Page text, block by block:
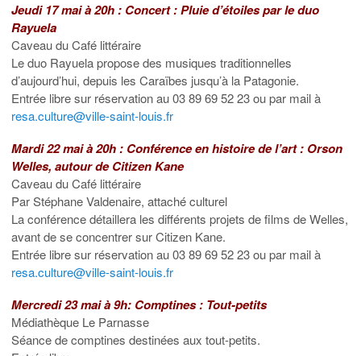
Jeudi 17 mai à 20h : Concert : Pluie d’étoiles par le duo
Rayuela
Caveau du Café littéraire
Le duo Rayuela propose des musiques traditionnelles
d’aujourd’hui, depuis les Caraïbes jusqu’à la Patagonie.
Entrée libre sur réservation au 03 89 69 52 23 ou par mail à
resa.culture@ville-saint-louis.fr
Mardi 22 mai à 20h : Conférence en histoire de l’art : Orson
Welles, autour de Citizen Kane
Caveau du Café littéraire
Par Stéphane Valdenaire, attaché culturel
La conférence détaillera les différents projets de films de Welles,
avant de se concentrer sur Citizen Kane.
Entrée libre sur réservation au 03 89 69 52 23 ou par mail à
resa.culture@ville-saint-louis.fr
Mercredi 23 mai à 9h: Comptines : Tout-petits
Médiathèque Le Parnasse
Séance de comptines destinées aux tout-petits.